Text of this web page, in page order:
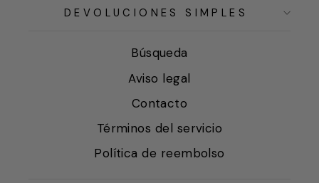
DEVOLUCIONES SIMPLES
Búsqueda
Aviso legal
Contacto
Términos del servicio
Política de reembolso